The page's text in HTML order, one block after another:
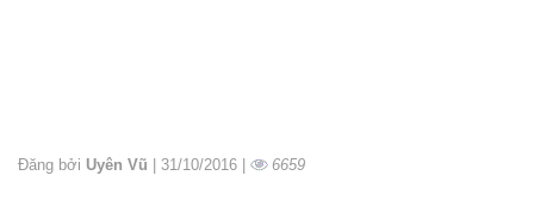
Đăng bởi Uyên Vũ | 31/10/2016 | 6659